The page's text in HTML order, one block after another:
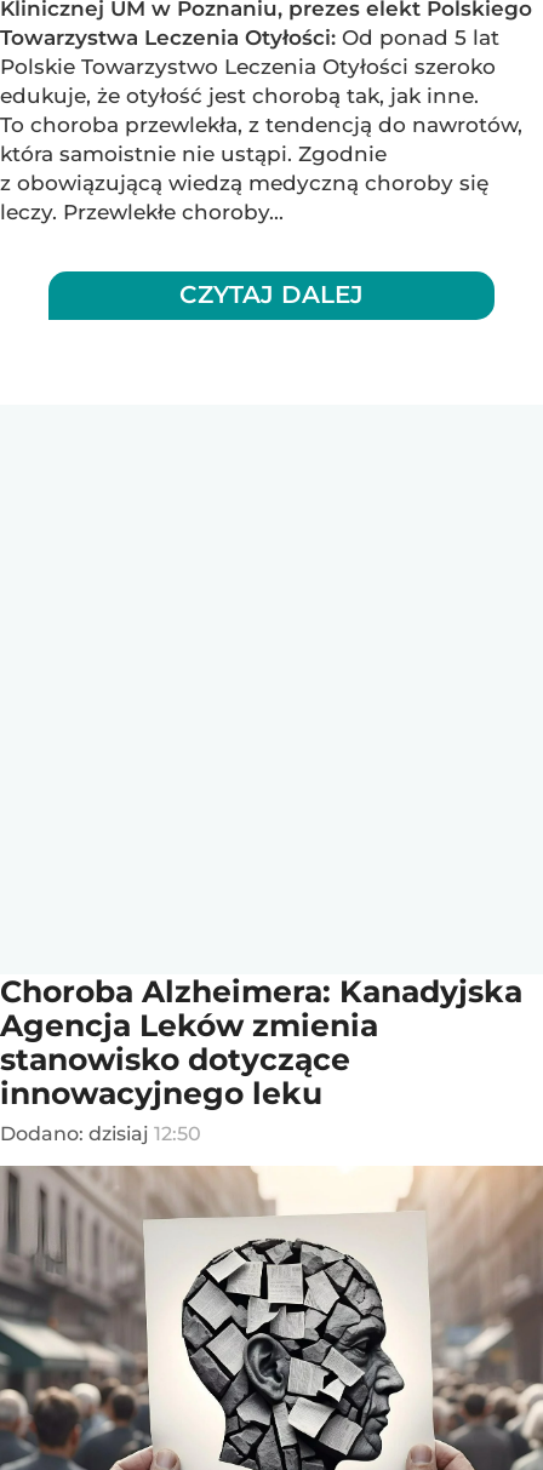
Klinicznej UM w Poznaniu, prezes elekt Polskiego
Towarzystwa Leczenia Otyłości: Od ponad 5 lat
Polskie Towarzystwo Leczenia Otyłości szeroko
edukuje, że otyłość jest chorobą tak, jak inne.
To choroba przewlekła, z tendencją do nawrotów,
która samoistnie nie ustąpi. Zgodnie
z obowiązującą wiedzą medyczną choroby się
leczy. Przewlekłe choroby...
CZYTAJ DALEJ
Choroba Alzheimera: Kanadyjska
Agencja Leków zmienia
stanowisko dotyczące
innowacyjnego leku
Dodano: dzisiaj 12:50